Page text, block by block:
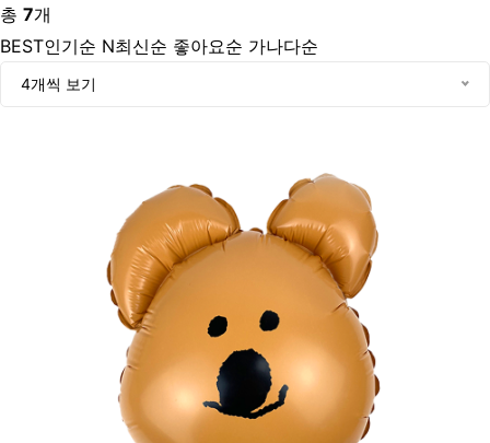
총 7개
BEST인기순 N최신순 좋아요순 가나다순
4개씩 보기